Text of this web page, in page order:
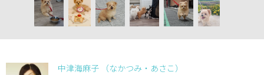
中津海麻子 （なかつみ・あさこ）